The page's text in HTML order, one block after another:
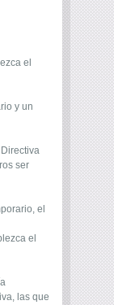
el
y un
ser
el
el
las que